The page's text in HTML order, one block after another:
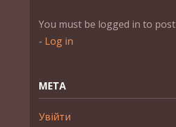
You must be logged in to
- Log in
МЕТА
Увійти